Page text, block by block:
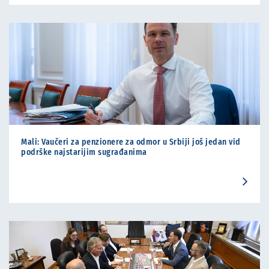
Mali: Vaučeri za penzionere za odmor u Srbiji još jedan vid
podrške najstarijim sugrađanima